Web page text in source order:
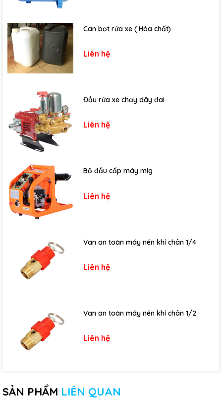
Can bọt rửa xe ( Hóa chất)
Liên hệ
Đầu rửa xe chạy dây đai
Liên hệ
Bộ đầu cấp máy mig
Liên hệ
Van an toàn máy nén khí chân 1/4
Liên hệ
Van an toàn máy nén khí chân 1/2
Liên hệ
SẢN PHẨM LIÊN QUAN